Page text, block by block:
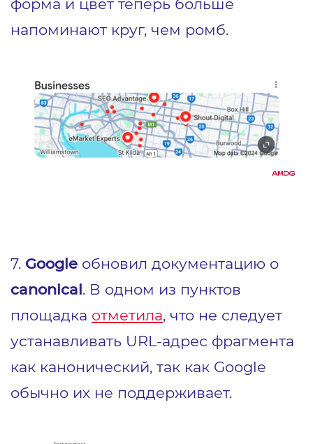
форма и цвет теперь больше
напоминают круг, чем ромб.
7. Google обновил документацию о
canonical. В одном из пунктов
площадка отметила, что не следует
устанавливать URL‑адрес фрагмента
как канонический, так как Google
обычно их не поддерживает.